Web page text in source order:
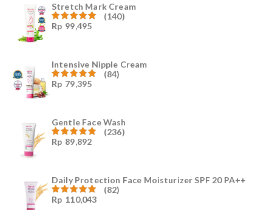
Stretch Mark Cream
Dinilai
(140)
Rp 99,495
Intensive Nipple Cream
Dinilai
(84)
Rp 79,395
Gentle Face Wash
Dinilai
(236)
Rp 89,892
Daily Protection Face Moisturizer SPF 20 PA++
Dinilai
(82)
Rp 110,043